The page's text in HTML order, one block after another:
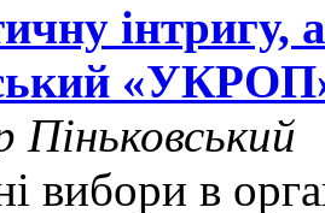
інтригу,
Піньковський